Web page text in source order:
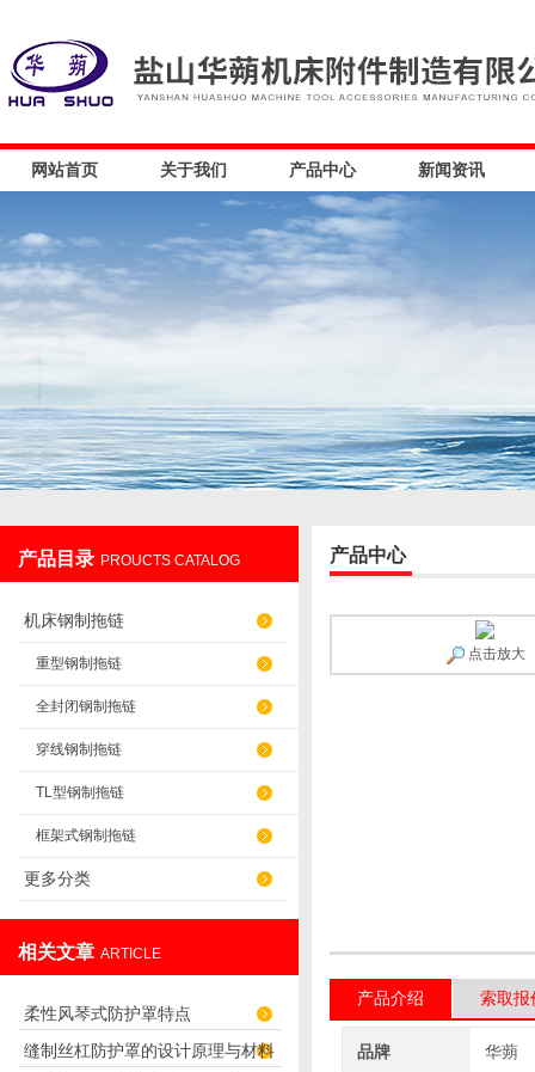
网站首页 关于我们 产品中心 新闻资讯
产品目录 PROUCTS CATALOG
机床钢制拖链
重型钢制拖链
全封闭钢制拖链
穿线钢制拖链
TL型钢制拖链
框架式钢制拖链
更多分类
相关文章 ARTICLE
柔性风琴式防护罩特点
缝制丝杠防护罩的设计原理与材料
产品中心
点击放大
产品介绍 索取报
品牌 华蒴